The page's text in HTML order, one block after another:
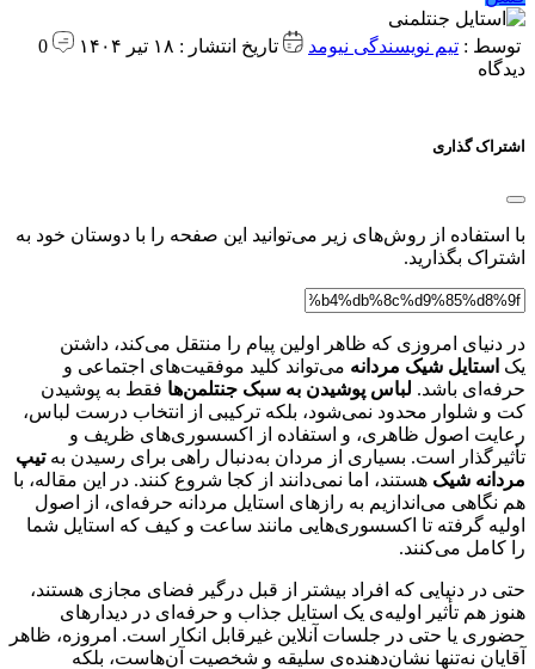
توسط : تیم نویسندگی نیومد تاریخ انتشار : ۱۸ تیر ۱۴۰۴
0
دیدگاه
اشتراک گذاری
با استفاده از روش‌های زیر می‌توانید این صفحه را با دوستان خود به
اشتراک بگذارید.
در دنیای امروزی که ظاهر اولین پیام را منتقل می‌کند، داشتن
یک استایل شیک مردانه می‌تواند کلید موفقیت‌های اجتماعی و
حرفه‌ای باشد. لباس پوشیدن به سبک جنتلمن‌ها فقط به پوشیدن
کت‌ و شلوار محدود نمی‌شود، بلکه ترکیبی از انتخاب درست لباس،
رعایت اصول ظاهری، و استفاده از اکسسوری‌های ظریف و
تأثیرگذار است. بسیاری از مردان به‌دنبال راهی برای رسیدن بهتیپ
مردانه شیک هستند، اما نمی‌دانند از کجا شروع کنند. در این مقاله، با
هم نگاهی می‌اندازیم به رازهای استایل مردانه حرفه‌ای، از اصول
اولیه گرفته تا اکسسوری‌هایی مانند ساعت و کیف که استایل شما
را کامل می‌کنند.
حتی در دنیایی که افراد بیشتر از قبل درگیر فضای مجازی هستند،
هنوز هم تأثیر اولیه‌ی یک استایل جذاب و حرفه‌ای در دیدارهای
حضوری یا حتی در جلسات آنلاین غیرقابل انکار است. امروزه، ظاهر
آقایان نه‌تنها نشان‌دهنده‌ی سلیقه و شخصیت آن‌هاست، بلکه